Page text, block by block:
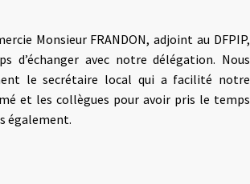
Monsieur FRANDON, adjoint au DFPIP,
d’échanger avec notre délégation. Nous
le secrétaire local qui a facilité notre
et les collègues pour avoir pris le temps
également.